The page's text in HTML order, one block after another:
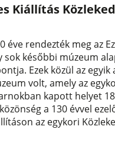
Kiállítás
éve rendezték meg az
sok későbbi múzeum
Ezek közül az egyik
volt, amely az
kapott helyet
a 130 évvel
az egykori